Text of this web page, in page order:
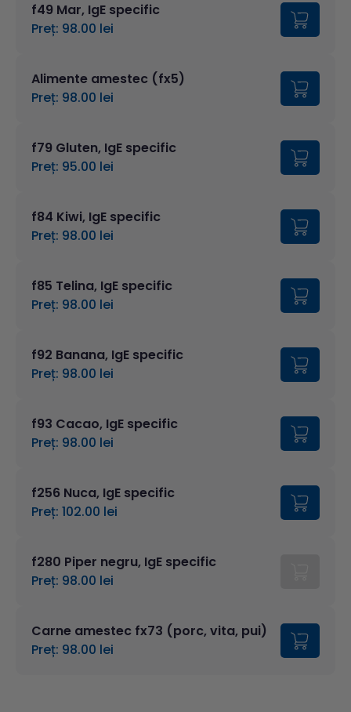
f49 Mar, IgE specific
Preț: 98.00 lei
Alimente amestec (fx5)
Preț: 98.00 lei
f79 Gluten, IgE specific
Preț: 95.00 lei
f84 Kiwi, IgE specific
Preț: 98.00 lei
f85 Telina, IgE specific
Preț: 98.00 lei
f92 Banana, IgE specific
Preț: 98.00 lei
f93 Cacao, IgE specific
Preț: 98.00 lei
f256 Nuca, IgE specific
Preț: 102.00 lei
f280 Piper negru, IgE specific
Preț: 98.00 lei
Carne amestec fx73 (porc, vita, pui)
Preț: 98.00 lei